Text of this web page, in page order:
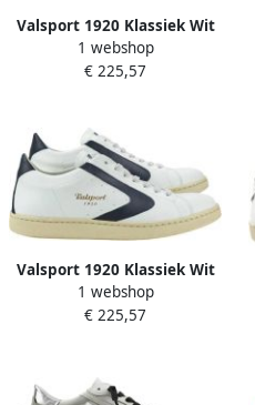
Valsport 1920 Klassiek Wit
Sneakers
1 webshop
€ 225,57
Valsport 1920 Klassiek Wit
Blauw Toernooi Schoenen
1 webshop
€ 225,57